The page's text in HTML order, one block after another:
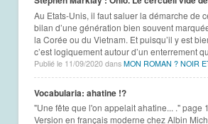
Au Etats-Unis, il faut saluer la démarche de
bilan d’une génération bien souvent
la Corée ou du Vietnam. Et puisqu’il y est
c’est logiquement autour d’un enterrement
Publié le 11/09/2020 dans MON ROMAN ? NOIR
Vocabularia: ahatine !?
"Une fête que l'on appelait ahatine... ." page
Version en français moderne chez Albin